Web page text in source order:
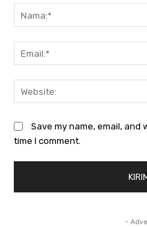
Save my name, email,
time I comment.
-